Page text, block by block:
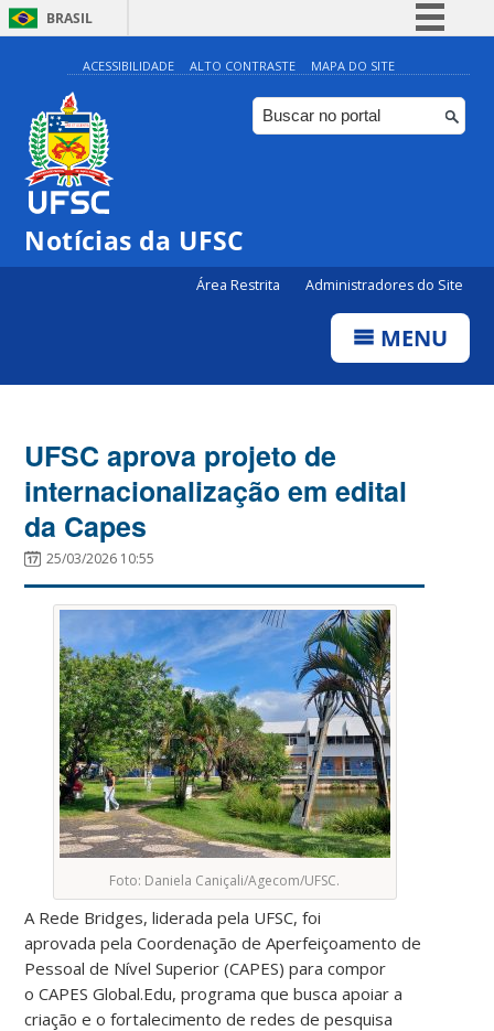
BRASIL
Simplifique!
Comunica BR
Participe
ACESSIBILIDADE ALTO CONTRASTE MAPA DO SITE
Notícias da UFSC
Área Restrita Administradores do Site
MENU
UFSC aprova projeto de
internacionalização em edital
da Capes
25/03/2026 10:55
Foto: Daniela Caniçali/Agecom/UFSC.
A Rede Bridges, liderada pela UFSC, foi
aprovada pela Coordenação de Aperfeiçoamento de
Pessoal de Nível Superior (CAPES) para compor
o CAPES Global.Edu, programa que busca apoiar a
criação e o fortalecimento de redes de pesquisa